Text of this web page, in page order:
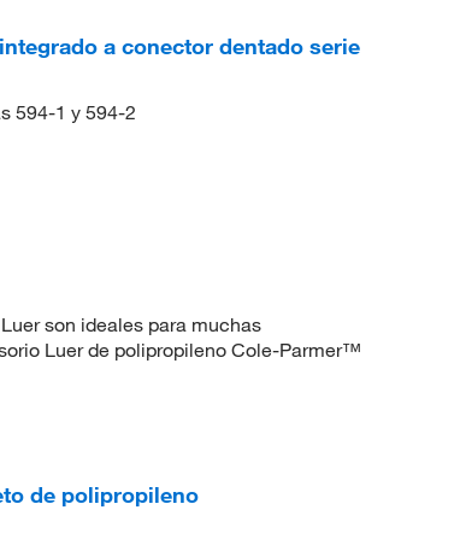
a conector dentado serie
594-1 y 594-2
son ideales para muchas
Luer de polipropileno Cole-Parmer™
de polipropileno